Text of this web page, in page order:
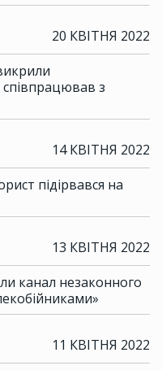
20 КВІТНЯ 2022
з
14 КВІТНЯ 2022
підірвався на
13 КВІТНЯ 2022
канал незаконного
11 КВІТНЯ 2022